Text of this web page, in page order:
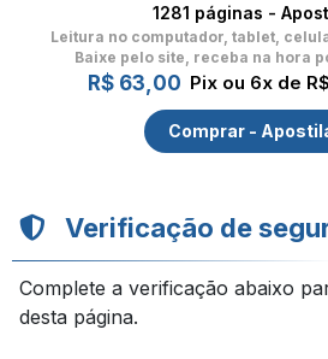
1281 páginas -
Leitura no computador, tablet,
Baixe pelo site, receba na hora
R$ 63,00 Pix ou 6x de
Comprar -
Verificação de
Complete a verificação abaixo
desta página.